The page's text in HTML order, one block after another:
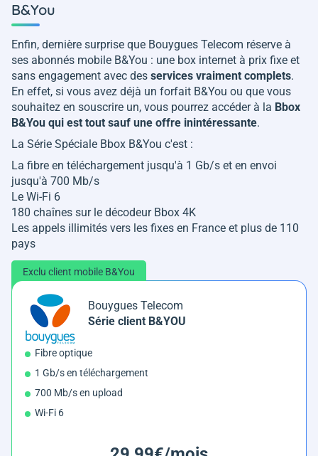
B&You
Enfin, dernière surprise que Bouygues Telecom réserve à
ses abonnés mobile B&You : une box internet à prix fixe et
sans engagement avec des services vraiment complets.
En effet, si vous avez déjà un forfait B&You ou que vous
souhaitez en souscrire un, vous pourrez accéder à la Bbox
B&You qui est tout sauf une offre inintéressante.
La Série Spéciale Bbox B&You c'est :
La fibre en téléchargement jusqu'à 1 Gb/s et en envoi
jusqu'à 700 Mb/s
Le Wi-Fi 6
180 chaînes sur le décodeur Bbox 4K
Les appels illimités vers les fixes en France et plus de 110
pays
Exclu client mobile B&You
Bouygues Telecom
Série client B&YOU
Fibre optique
1 Gb/s en téléchargement
700 Mb/s en upload
Wi-Fi 6